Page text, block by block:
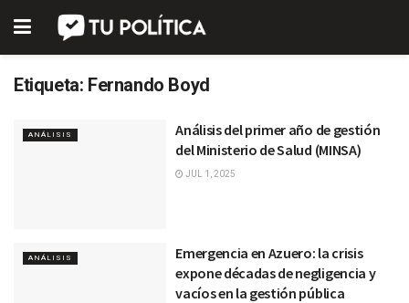
Etiqueta: Fernando Boyd
ANÁLISIS
Análisis del primer año de gestión
del Ministerio de Salud (MINSA)
JUL 1, 2025
ANÁLISIS
Emergencia en Azuero: la crisis
expone décadas de negligencia y
vacíos en la gestión pública